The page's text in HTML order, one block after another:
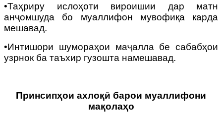
•Таҳриру ислоҳоти вироишии дар матн
анҷомшуда бо муаллифон мувофиқа карда
мешавад.
•Интишори шумораҳои маҷалла бе сабабҳои
узрнок ба таъхир гузошта намешавад.
Принсипҳои ахлоқӣ барои муаллифони
мақолаҳо